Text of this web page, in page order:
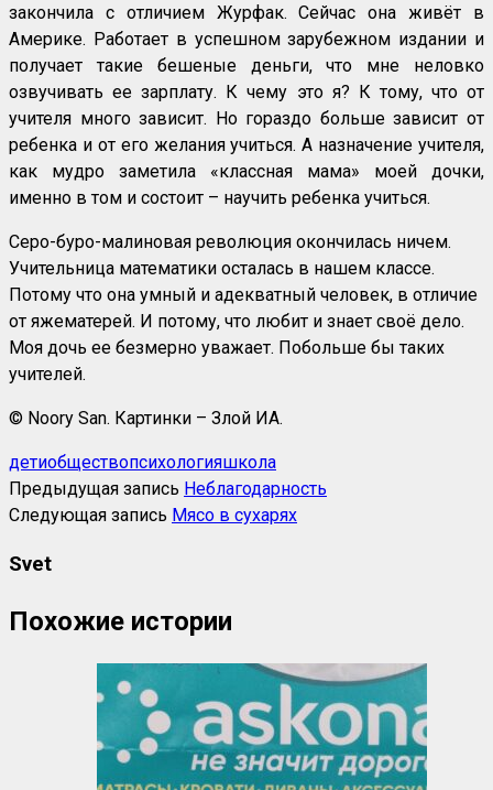
закончила с отличием Журфак. Сейчас она живёт в
Америке. Работает в успешном зарубежном издании и
получает такие бешеные деньги, что мне неловко
озвучивать ее зарплату. К чему это я? К тому, что от
учителя много зависит. Но гораздо больше зависит от
ребенка и от его желания учиться. А назначение учителя,
как мудро заметила «классная мама» моей дочки,
именно в том и состоит – научить ребенка учиться.
Серо-буро-малиновая революция окончилась ничем.
Учительница математики осталась в нашем классе.
Потому что она умный и адекватный человек, в отличие
от яжематерей. И потому, что любит и знает своё дело.
Моя дочь ее безмерно уважает. Побольше бы таких
учителей.
© Noory San. Картинки – Злой ИА.
детиобществопсихологияшкола
Предыдущая запись Неблагодарность
Следующая запись Мясо в сухарях
Svet
Похожие истории